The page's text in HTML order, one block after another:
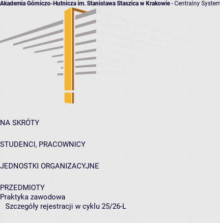
Akademia Górniczo-Hutnicza im. Stanisława Staszica w Krakowie- Centralny
NA SKRÓTY
STUDENCI, PRACOWNICY
JEDNOSTKI ORGANIZACYJNE
PRZEDMIOTY
Praktyka zawodowa
Szczegóły rejestracji w cyklu 25/26-L